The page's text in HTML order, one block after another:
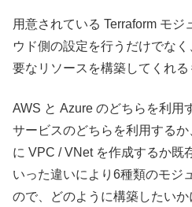
用意されている Terraform モジ
ウド側の設定を行うだけでな
要なリソースを構築してくれる
AWS と Azure のどちらを利用
サービスのどちらを利用する
に VPC / VNet を作成するか既
いった違いにより6種類のモジ
ので、どのように構築したい